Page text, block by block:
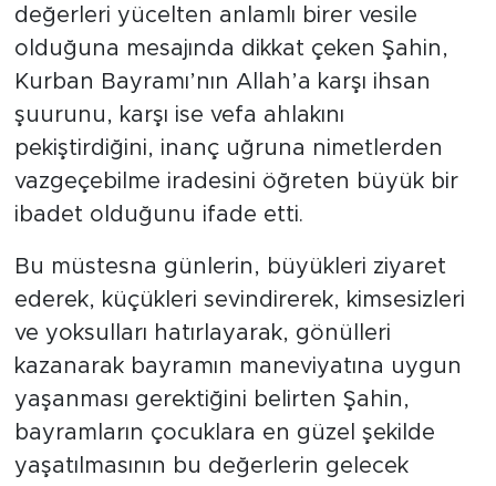
değerleri yücelten anlamlı birer vesile
olduğuna mesajında dikkat çeken Şahin,
Kurban Bayramı’nın Allah’a karşı ihsan
şuurunu, karşı ise vefa ahlakını
pekiştirdiğini, inanç uğruna nimetlerden
vazgeçebilme iradesini öğreten büyük bir
ibadet olduğunu ifade etti.
Bu müstesna günlerin, büyükleri ziyaret
ederek, küçükleri sevindirerek, kimsesizleri
ve yoksulları hatırlayarak, gönülleri
kazanarak bayramın maneviyatına uygun
yaşanması gerektiğini belirten Şahin,
bayramların çocuklara en güzel şekilde
yaşatılmasının bu değerlerin gelecek